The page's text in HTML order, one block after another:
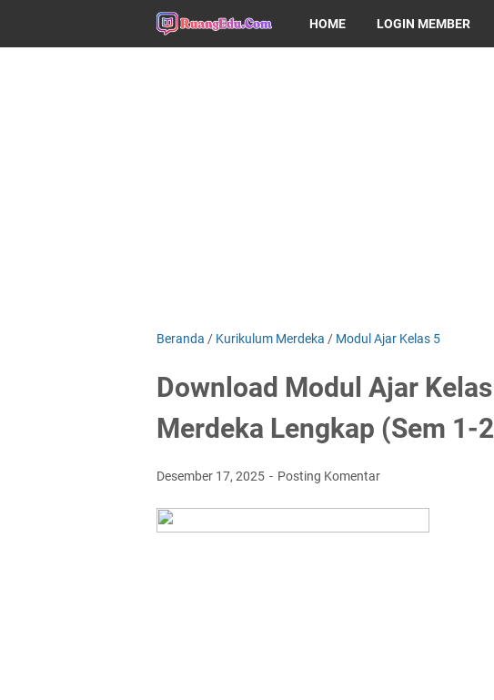
HOME LOGIN MEMBER
Beranda / Kurikulum Merdeka / Modul Ajar Kelas 5
Download Modul Ajar
Merdeka Lengkap (Sem 1-
Desember 17, 2025 Posting Komentar